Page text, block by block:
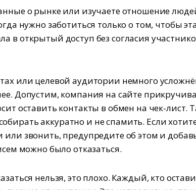
о рынке или изучаете отношение
нужно заботиться только о том, чтобы
в открытый доступ без согласия
или целевой аудитории немного
Допустим, компания на сайте
оставить контакты в обмен на чек-лист.
аккуратно и не спамить. Если
или звонить, предупредите об этом и
можно было отказаться.
нельзя, это плохо. Каждый, кто